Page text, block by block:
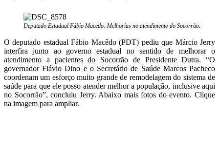
Deputado Estadual Fábio Macedo: Melhorias no atendimento do Socorrão.
O deputado estadual Fábio Macêdo (PDT) pediu que Márcio Jerry
interfira junto ao governo estadual no sentido de melhorar o
atendimento a pacientes do Socorrão de Presidente Dutra. “O
governador Flávio Dino e o Secretário de Saúde Marcos Pacheco
coordenam um esforço muito grande de remodelagem do sistema de
saúde para que ele posso atender melhor a população, inclusive aqui
no Socorrão”, concluiu Jerry. Abaixo mais fotos do evento. Clique
na imagem para ampliar.